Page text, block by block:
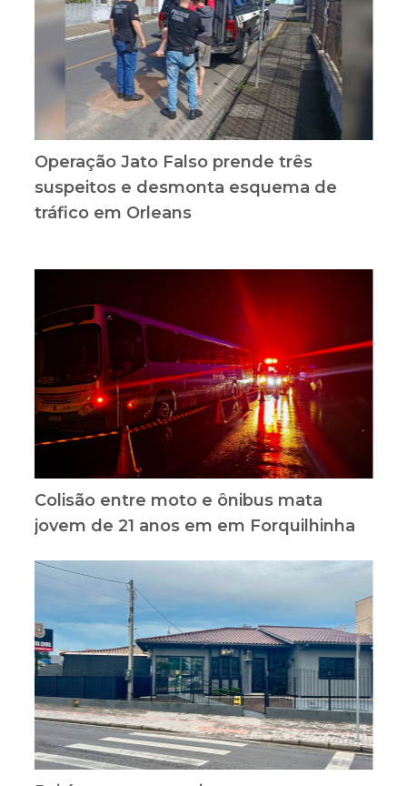
Operação Jato Falso prende três
suspeitos e desmonta esquema de
tráfico em Orleans
Colisão entre moto e ônibus mata
jovem de 21 anos em em Forquilhinha